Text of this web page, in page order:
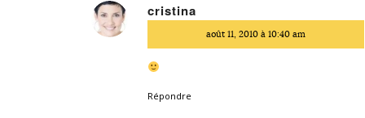
cristina
août 11, 2010 à 10:40 am
Répondre